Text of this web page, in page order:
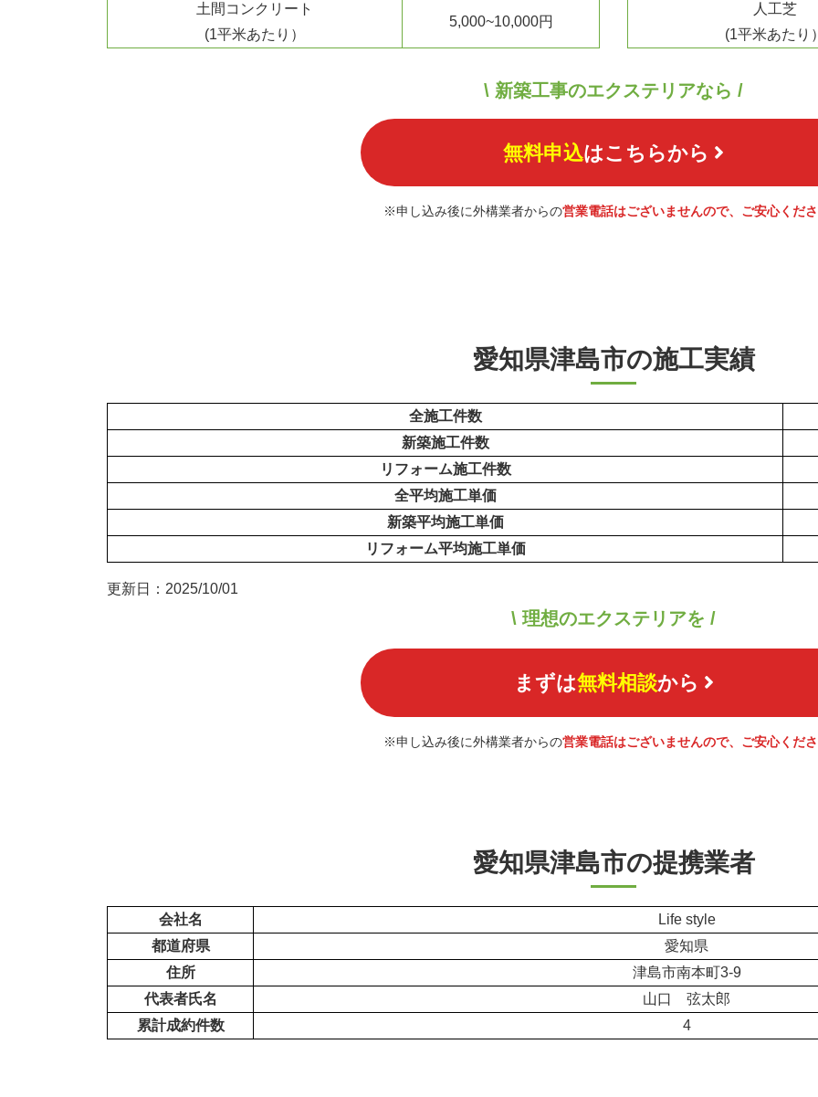
土間コンクリート
(1平米あたり）
5,000~10,000円
人工芝
(1平米あたり
\ 新築工事のエクステリアなら /
無料申込はこちらから
※申し込み後に外構業者からの営業電話はございませんので、ご安心くだ
愛知県津島市の施工実績
全施工件数
新築施工件数
リフォーム施工件数
全平均施工単価
新築平均施工単価
リフォーム平均施工単価
更新日：2025/10/01
\ 理想のエクステリアを /
まずは無料相談から
※申し込み後に外構業者からの営業電話はございませんので、ご安心くだ
愛知県津島市の提携業者
会社名
Life style
都道府県
愛知県
住所
津島市南本町3-9
代表者氏名
山口 弦太郎
累計成約件数
4